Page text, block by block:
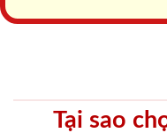
Tại sao